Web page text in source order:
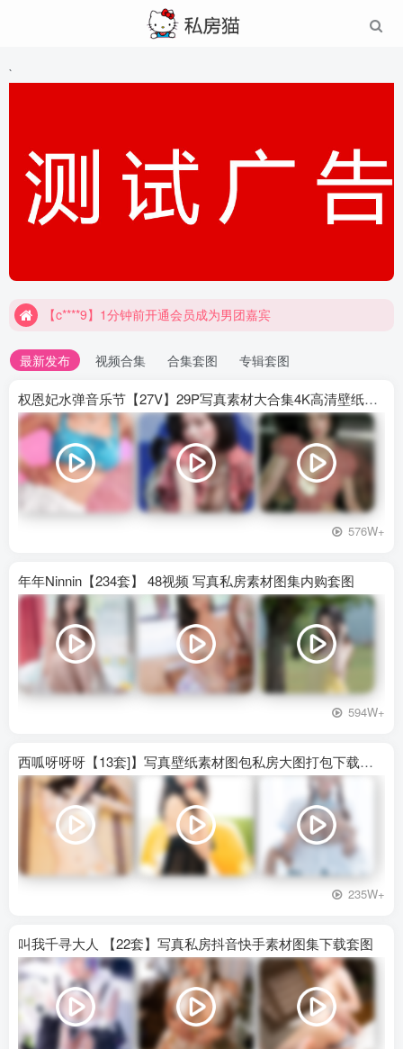
`
【c****9】1分钟前开通会员成为男团嘉宾
最新发布 视频合集 合集套图 专辑套图
权恩妃水弹音乐节【27V】29P写真素材大合集4K高清壁纸照片素材
576W+
年年Ninnin【234套】 48视频 写真私房素材图集内购套图
594W+
西呱呀呀呀【13套]】写真壁纸素材图包私房大图打包下载百度网盘
235W+
叫我千寻大人 【22套】写真私房抖音快手素材图集下载套图